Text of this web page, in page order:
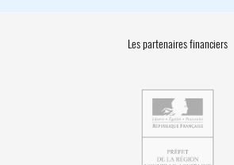
Les partenaires financiers